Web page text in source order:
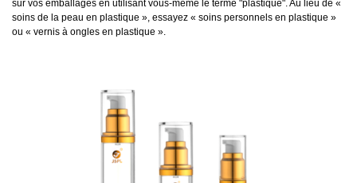
sur vos emballages en utilisant vous-même le terme "plastique". Au lieu de «
soins de la peau en plastique », essayez « soins personnels en plastique »
ou « vernis à ongles en plastique ».